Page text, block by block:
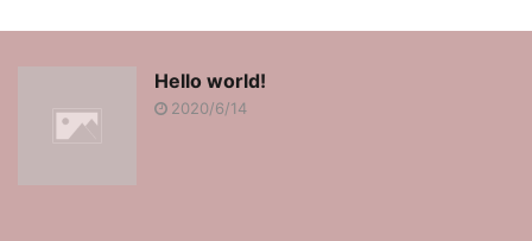
Hello world!
2020/6/14